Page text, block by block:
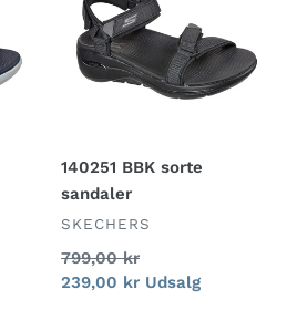
sorte
sandaler
140251 BBK sorte
sandaler
FORHANDLER
SKECHERS
Normalpris
799,00 kr
Udsalgspris
239,00 kr Udsalg